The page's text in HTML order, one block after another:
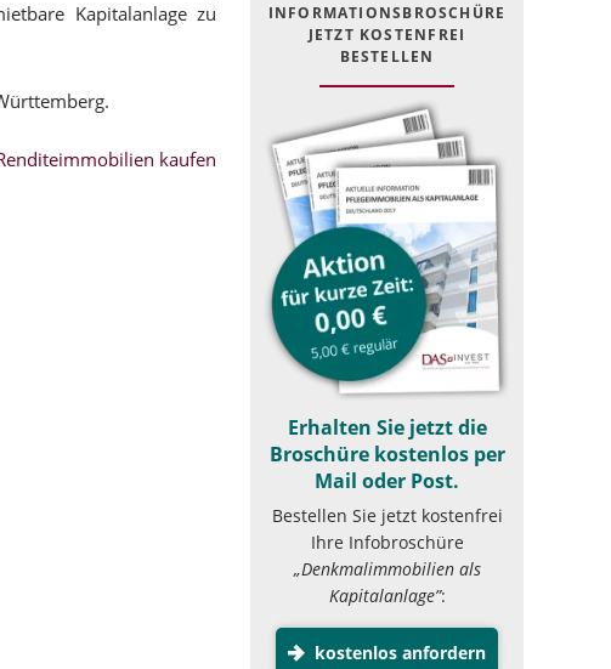
Kapitalanlage zu
kaufen
INFOR­MATIONS­BROSCHÜRE
JETZT KOSTEN­FREI
BESTELLEN
Erhalten Sie jetzt die
Broschüre kostenlos per
Mail oder Post.
Bestellen Sie jetzt kostenfrei
Ihre Infobroschüre
„Denkmalimmobilien als
Kapitalanlage”:
kostenlos anfordern